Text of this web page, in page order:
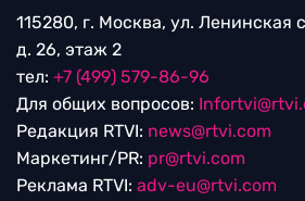
115280, г. Москва, ул. Ленинская
д. 26, этаж 2
тел: +7 (499) 579-86-96
Для общих вопросов:
Редакция RTVI: news@rtvi.com
Маркетинг/PR: pr@rtvi.com
Реклама RTVI: adv-eu@rtvi.com